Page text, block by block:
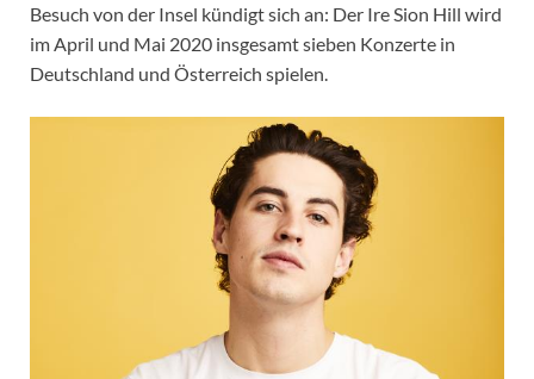
Besuch von der Insel kündigt sich an: Der Ire Sion Hill wird
im April und Mai 2020 insgesamt sieben Konzerte in
Deutschland und Österreich spielen.